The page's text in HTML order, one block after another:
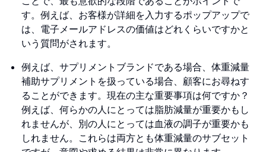
す。例えば、お客様が詳細を入力するポップアップで
は、電子メールアドレスの価値はどれくらいですかと
いう質問がされます。
例えば、サプリメントブランドである場合、体重減量
補助サプリメントを扱っている場合、顧客にお尋ねす
ることができます。現在の主な重要事項は何ですか？
例えば、何らかの人にとっては脂肪減量が重要かもし
れませんが、別の人にとっては血液の調子が重要かも
しれません。これらは両方とも体重減量のサブセット